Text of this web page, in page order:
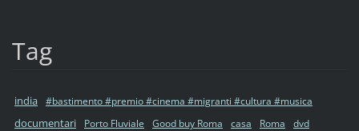
Tag
india #bastimento #premio #cinema #migranti #cultura #musica
documentari Porto Fluviale Good buy Roma casa Roma dvd